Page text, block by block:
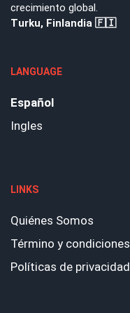
crecimiento global.
Turku, Finlandia 🇫🇮
LANGUAGE
Español
Ingles
LINKS
Quiénes Somos
Término y condiciones
Políticas de privacidad